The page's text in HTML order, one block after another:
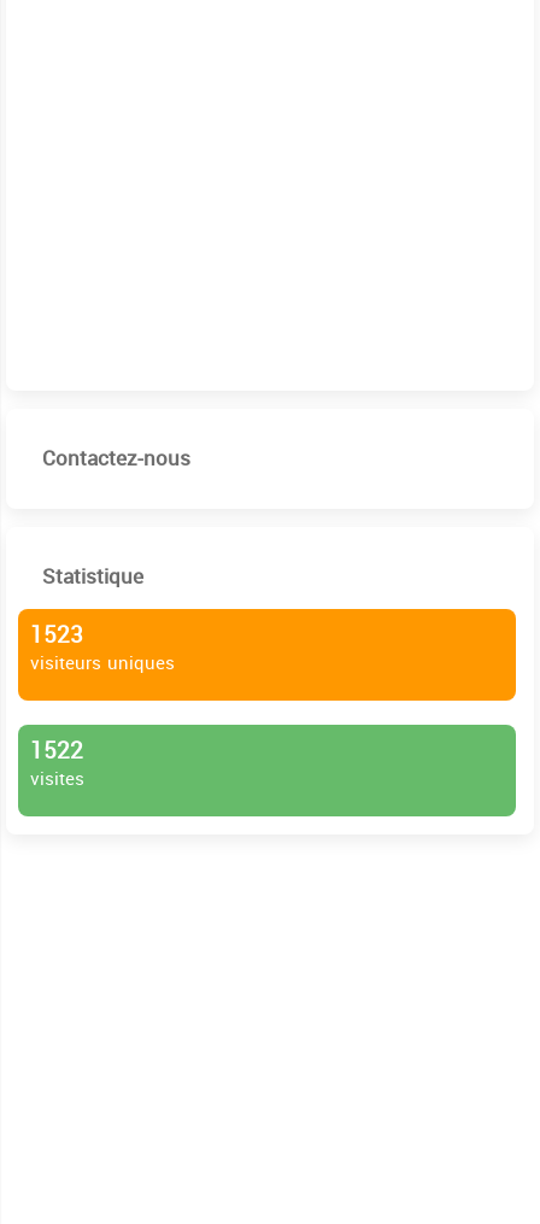
Contactez-nous
Statistique
1523
visiteurs uniques
1522
visites